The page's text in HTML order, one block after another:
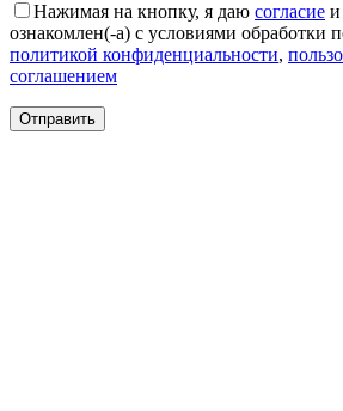
Нажимая на кнопку, я даю согласие и
ознакомлен(-а) с условиями обработки
политикой конфиденциальности,
соглашением